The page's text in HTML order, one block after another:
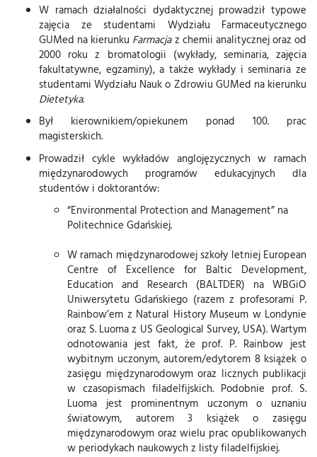
W ramach działalności dydaktycznej prowadził typowe
zajęcia ze studentami Wydziału Farmaceutycznego
GUMed na kierunku Farmacjaz chemii analitycznej oraz od
2000 roku z bromatologii (wykłady, seminaria, zajęcia
fakultatywne, egzaminy), a także wykłady i seminaria ze
studentami Wydziału Nauk o Zdrowiu GUMed na kierunku
Dietetyka.
Był kierownikiem/opiekunem ponad 100. prac
magisterskich.
Prowadził cykle wykładów anglojęzycznych w ramach
międzynarodowych programów edukacyjnych dla
studentów i doktorantów:
“Environmental Protection and Management” na
Politechnice Gdańskiej.
W ramach międzynarodowej szkoły letniej European
Centre of Excellence for Baltic Development,
Education and Research (BALTDER) na WBGiO
Uniwersytetu Gdańskiego (razem z profesorami P.
Rainbow’em z Natural History Museum w Londynie
oraz S. Luoma z US Geological Survey, USA). Wartym
odnotowania jest fakt, że prof. P. Rainbow jest
wybitnym uczonym, autorem/edytorem 8 książek o
zasięgu międzynarodowym oraz licznych publikacji
w czasopismach filadelfijskich. Podobnie prof. S.
Luoma jest prominentnym uczonym o uznaniu
światowym, autorem 3 książek o zasięgu
międzynarodowym oraz wielu prac opublikowanych
w periodykach naukowych z listy filadelfijskiej.